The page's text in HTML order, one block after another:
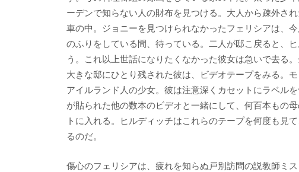
ーデンで知らない人の財布を見つける。大人から疎外さ
車の中。ジョニーを見つけられなかったフェリシアは、
のふりをしている間、待っている。二人が邸こ戻ると、
う。これ以上世話になりたくなかった彼女は急いで去る。
大きな邸にひとり残された彼は、ビデオテープをみる。
アイルランド人の少女。彼は注意深くカセットにラベル
が貼られた他の数本のビデオと一緒にして、何百本もの
トに入れる。ヒルディッチはこれらのテープを何度も見
るのだ。
傷心のフェリシアは、疲れを知らぬ戸別訪問の説教師ミ